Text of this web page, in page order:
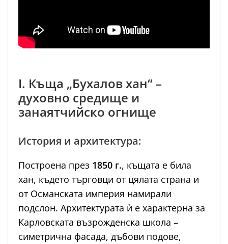
I. Къща „Бухалов хан“ –
духовно средище и
занаятчийско огнище
История и архитектура:
Построена през 1850 г., къщата е била
хан, където търговци от цялата страна и
от Османската империя намирали
подслон. Архитектурата ѝ е характерна за
Карловската възрожденска школа –
симетрична фасада, дъбови подове,